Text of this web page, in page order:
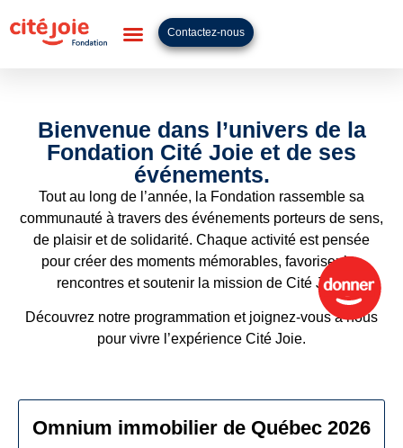
Contactez-nous
Bienvenue dans l’univers de la
Fondation Cité Joie et de ses
événements.
Tout au long de l’année, la Fondation rassemble sa
communauté à travers des événements porteurs de sens,
de plaisir et de solidarité. Chaque activité est pensée
pour créer des moments mémorables, favoriser les
rencontres et soutenir la mission de Cité Joie.
Découvrez notre programmation et joignez-vous à nous
pour vivre l’expérience Cité Joie.
Omnium immobilier de Québec 2026